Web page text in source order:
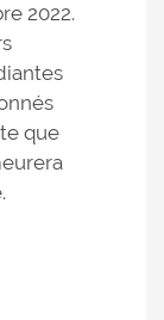
2022.
que